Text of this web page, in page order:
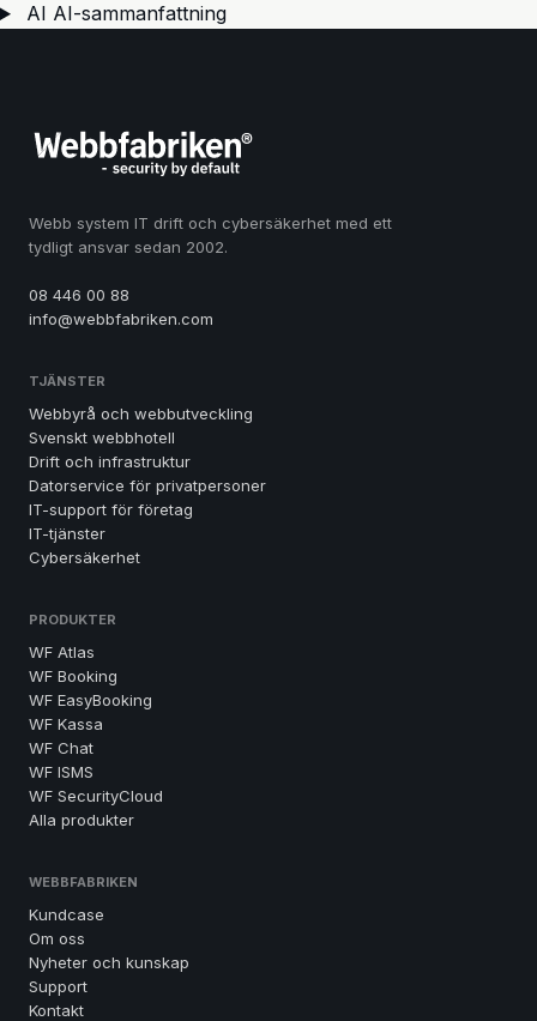
AI AI-sammanfattning
Webb system IT drift och cybersäkerhet med ett
tydligt ansvar sedan 2002.
08 446 00 88
info@webbfabriken.com
TJÄNSTER
Webbyrå och webbutveckling
Svenskt webbhotell
Drift och infrastruktur
Datorservice för privatpersoner
IT-support för företag
IT-tjänster
Cybersäkerhet
PRODUKTER
WF Atlas
WF Booking
WF EasyBooking
WF Kassa
WF Chat
WF ISMS
WF SecurityCloud
Alla produkter
WEBBFABRIKEN
Kundcase
Om oss
Nyheter och kunskap
Support
Kontakt